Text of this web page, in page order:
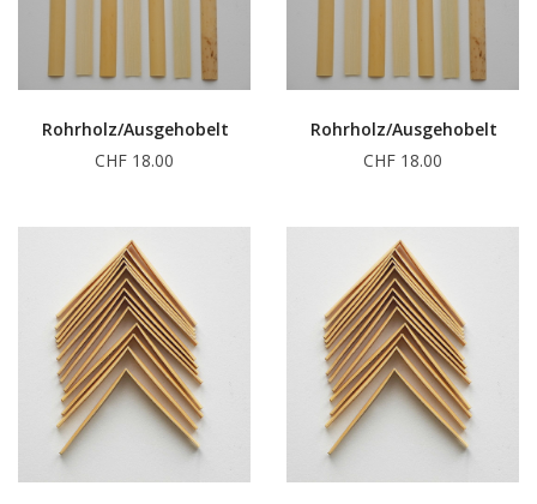
Rohrholz/Ausgehobelt
CHF 18.00
Rohrholz/Ausgehobelt
CHF 18.00